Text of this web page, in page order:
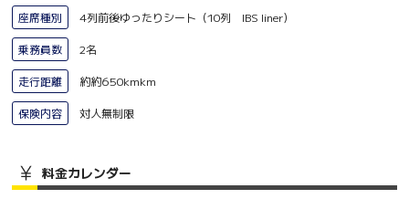
座席種別 4列前後ゆったりシート（10列 IBS liner）
乗務員数 2名
走行距離 約約650kmkm
保険内容 対人無制限
料金カレンダー